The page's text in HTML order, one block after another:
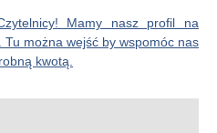
Mamy nasz profil na
Tu można wejść by wspomóc nas
kwotą.